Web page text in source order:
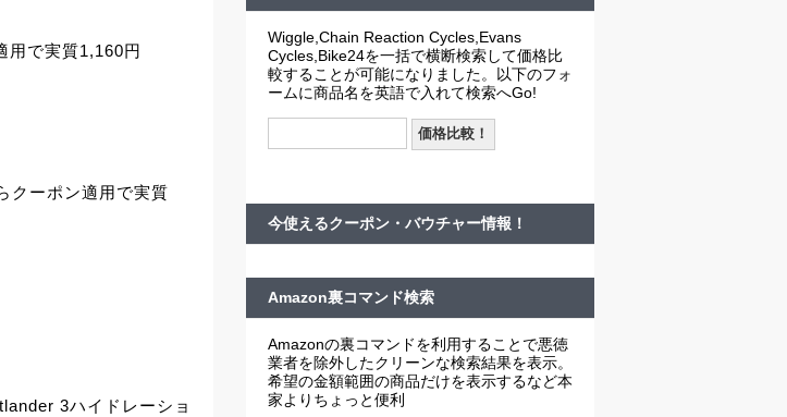
用で実質1,160円
クーポン適用で実質
3ハイドレーショ
Wiggle,Chain Reaction Cycles,Evans
Cycles,Bike24を一括で横断検索して価格比
較することが可能になりました。以下のフォ
ームに商品名を英語で入れて検索へGo!
今使えるクーポン・バウチャー情報！
Amazon裏コマンド検索
Amazonの裏コマンドを利用することで悪徳
業者を除外したクリーンな検索結果を表示。
希望の金額範囲の商品だけを表示するなど本
家よりちょっと便利